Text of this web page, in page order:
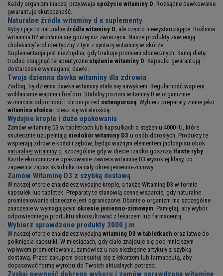
Każdy organizm inaczej przyswaja spożycie witaminy D . Rozsądne dawkowanie
gwarantuje skuteczność.
Naturalne źródła witaminy d a suplementy
Ryby i jaja to naturalne źródła witaminy D , ale często niewystarczające. Roślinna
witamina D2 wchłania się gorzej niż zwierzęca. Nasze produkty zawierają
cholekalcyferol identyczny z tym z syntezy witaminy w skórze.
Suplementacja jest niezbędna, gdy brakuje promieni słonecznych. Samą dietą
trudno osiągnąć terapeutyczne stężenie witaminy D . Kapsułki gwarantują
dostarczenie wymaganej dawki.
Twoja dzienna dawka witaminy dla zdrowia
Zadbaj, by dzienna dawka witaminy stała się nawykiem. Regularność wspiera
wchłanianie wapnia i fosforu. Stabilny poziom witaminy D w organizmie
wzmacnia odporność i chroni przed osteoporozą . Wybierz preparaty znane jako
witamina słońca i ciesz się witalnością.
Wydajne krople i duże opakowania
Zamów witaminę D3 w tabletkach lub kapsułkach o stężeniu 4000 IU, które
skutecznie uzupełniają niedobór witaminy D3 u osób dorosłych. Produkty te
wspierają zdrowie kości i zębów, będąc ważnym elementem jadłospisu obok
naturalnej witaminy c , szczególnie gdy w diecie rzadko goszczą tłuste ryby
Każde ekonomiczne opakowanie zawiera witaminę D3 wysokiej klasy, co
zapewnia zapas składnika na cały okres jesienno-zimowy.
Zamów Witaminę D3 z szybką dostawą
W naszej ofercie znajdziesz wydajne krople, a także Witaminę D3 w formie
kapsułek lub tabletek. Preparaty te stanowią cenne wsparcie, gdy naturalne
promieniowanie słoneczne jest ograniczone. Dbanie o organizm ma szczególne
znaczenie w wymagającym okresie jesienno-zimowym . Pamiętaj, aby wybór
odpowiedniego produktu skonsultować z lekarzem lub farmaceutą.
Wybierz sprawdzone produkty 2000 j.m
W naszej ofercie znajdziesz wydajną witaminę D3 w tabletkach oraz łatwe do
połknięcia kapsułki. W miesiącach, gdy ciało znajduje się pod mniejszym
wpływem promieniowania, zamówisz u nas niezbędne artykuły z szybką
dostawą. Przed zakupem skonsultuj się z lekarzem lub farmaceutą, aby
dopasować formę wyrobu do Twoich aktualnych potrzeb.
Zyskaj pewność dobrego wyboru i zamów sprawdzoną witaminę